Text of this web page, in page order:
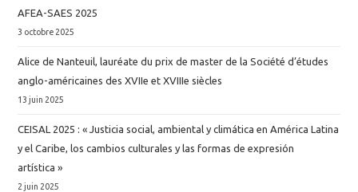
AFEA-SAES 2025
3 octobre 2025
Alice de Nanteuil, lauréate du prix de master de la Société d’études
anglo-américaines des XVIIe et XVIIIe siècles
13 juin 2025
CEISAL 2025 : « Justicia social, ambiental y climática en América Latina
y el Caribe, los cambios culturales y las formas de expresión
artística »
2 juin 2025